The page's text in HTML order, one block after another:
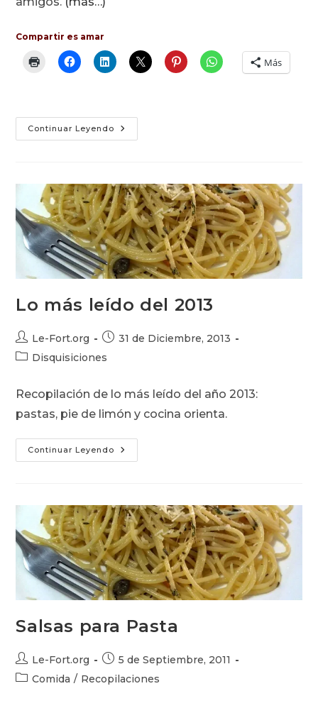
Compartir es amar
Más
Continuar Leyendo Comida
India
Lo más leído del 2013
Autor
de
Le-Fort.org
Publicación
31 de Diciembre, 2013
Categoría
entrada:
Disquisiciones
Recopilación de lo más leído del año 2013:
pastas, pie de limón y cocina orienta.
Continuar Leyendo Lo
Más
Salsas para Pasta
Autor
de
Le-Fort.org
Publicación
la
5 de Septiembre, 2011
Categoría
Comida / Recopilaciones